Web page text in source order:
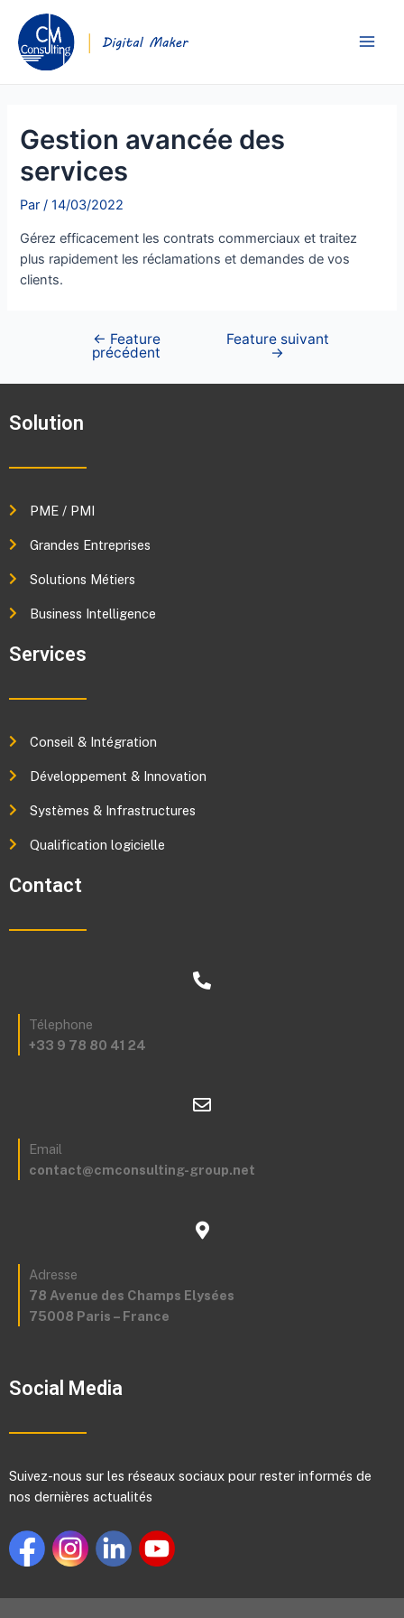
Gestion avancée des
services
Par/14/03/2022
Gérez efficacement les contrats commerciaux et traitez
plus rapidement les réclamations et demandes de vos
clients.
← Feature
précédent
Feature suivant
→
Solution
PME / PMI
Grandes Entreprises
Solutions Métiers
Business Intelligence
Services
Conseil & Intégration
Développement & Innovation
Systèmes & Infrastructures
Qualification logicielle
Contact
Télephone
+33 9 78 80 41 24
Email
contact@cmconsulting-group.net
Adresse
78 Avenue des Champs Elysées
75008 Paris – France
Social Media
Suivez-nous sur les réseaux sociaux pour rester informés de
nos dernières actualités